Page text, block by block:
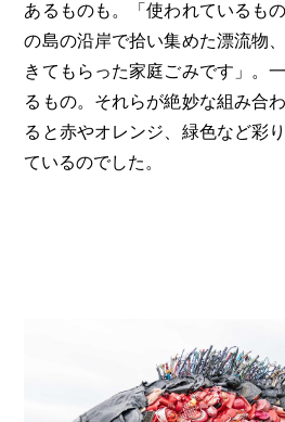
あるものも。「使われているも
の島の沿岸で拾い集めた漂流物
きてもらった家庭ごみです」。
るもの。それらが絶妙な組み合
ると赤やオレンジ、緑色など彩
ているのでした。